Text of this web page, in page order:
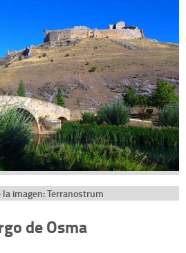
la imagen: Terranostrum
de Osma